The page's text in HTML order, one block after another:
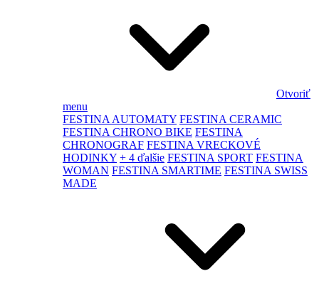
Otvoriť
menu
FESTINA AUTOMATY FESTINA CERAMIC
FESTINA CHRONO BIKE FESTINA
CHRONOGRAF FESTINA VRECKOVÉ
HODINKY + 4 ďalšie FESTINA SPORT FESTINA
WOMAN FESTINA SMARTIME FESTINA SWISS
MADE